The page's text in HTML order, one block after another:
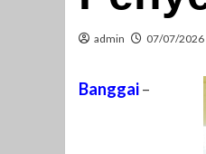
admin 07/07/2026
Banggai–